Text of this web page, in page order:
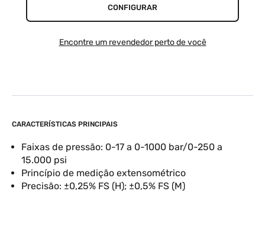
CARACTERÍSTICAS PRINCIPAIS
Faixas de pressão: 0-17 a 0-1000 bar/0-250 a
15.000 psi
Princípio de medição extensométrico
Precisão: ±0,25% FS (H); ±0,5% FS (M)
CONFIGURAR
Encontre um revendedor perto de você